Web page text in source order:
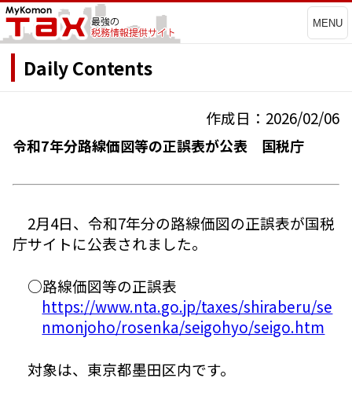
MENU
Daily Contents
作成日：2026/02/06
令和7年分路線価図等の正誤表が公表 国税庁
2月4日、令和7年分の路線価図の正誤表が国税
庁サイトに公表されました。
○路線価図等の正誤表
https://www.nta.go.jp/taxes/shiraberu/se
nmonjoho/rosenka/seigohyo/seigo.htm
対象は、東京都墨田区内です。